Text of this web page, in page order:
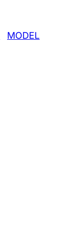
MODEL